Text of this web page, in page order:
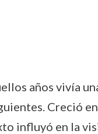
años vivía
Creció
influyó en la